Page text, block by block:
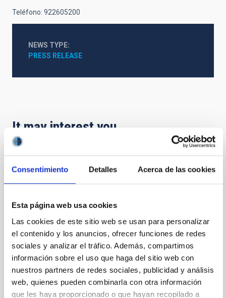
Consentimiento Detalles Acerca de las cookies
Esta página web usa cookies
Las cookies de este sitio web se usan para personalizar
el contenido y los anuncios, ofrecer funciones de redes
sociales y analizar el tráfico. Además, compartimos
información sobre el uso que haga del sitio web con
nuestros partners de redes sociales, publicidad y análisis
web, quienes pueden combinarla con otra información
que les haya proporcionado o que hayan recopilado a
Teléfono: 922605200
NEWS TYPE
PRESS RELEASE
It may interest you
telescopios Cherenkov
El ciclo de charlas divulgativas Del Cielo a la Tesis,
impulsado por el estudiantado predoctoral del
Instituto de Astrofísica de Canarias (IAC) y la
Universidad de La Laguna (ULL) para acercar la
investigación astrofísica a la ciudadanía, celebrará
una nueva sesión el próximo jueves 23 de julio a las
17:00 horas en el Museo de la Ciencia y el Cosmos,